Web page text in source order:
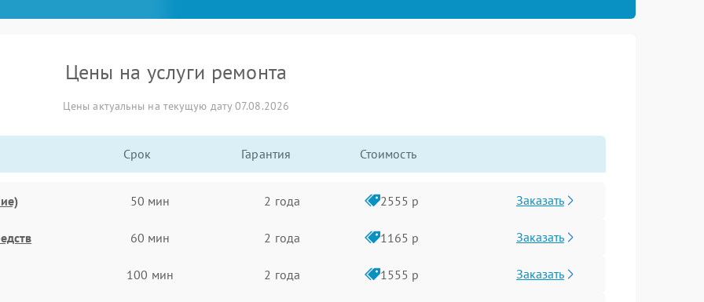
Цены на услуги ремонта
Цены актуальны на текущую дату 07.08.2026
Срок Гарантия Стоимость
50 мин 2 года 2555 р Заказать
60 мин 2 года 1165 р Заказать
100 мин 2 года 1555 р Заказать